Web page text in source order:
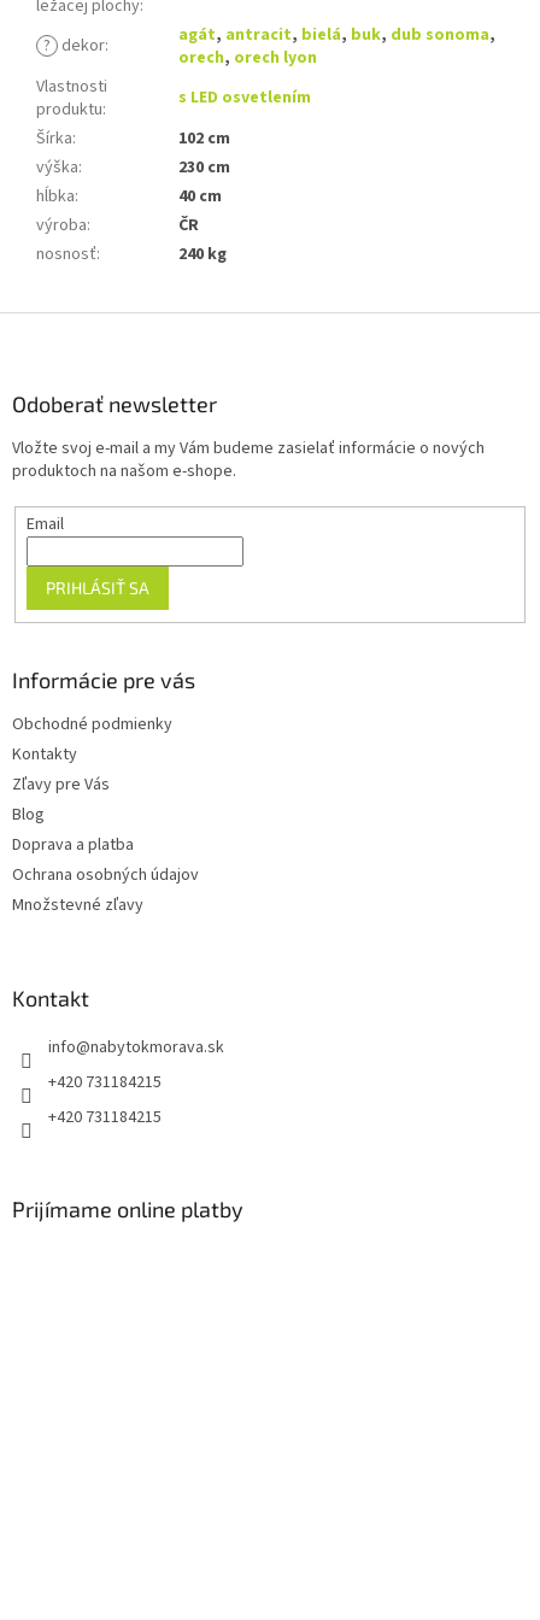
ležacej plochy:
? dekor: agát, antracit, bielá, buk, dub sonoma,
orech, orech lyon
Vlastnosti
produktu:
s LED osvetlením
Šírka:
102 cm
výška:
230 cm
hĺbka:
40 cm
výroba:
ČR
nosnosť: 240 kg
Odoberať newsletter
Vložte svoj e-mail a my Vám budeme zasielať informácie o nových
produktoch na našom e-shope.
Email
PRIHLÁSIŤ SA
Informácie pre vás
Obchodné podmienky
Kontakty
Zľavy pre Vás
Blog
Doprava a platba
Ochrana osobných údajov
Množstevné zľavy
Kontakt
info@nabytokmorava.sk
+420 731184215
+420 731184215
Prijímame online platby